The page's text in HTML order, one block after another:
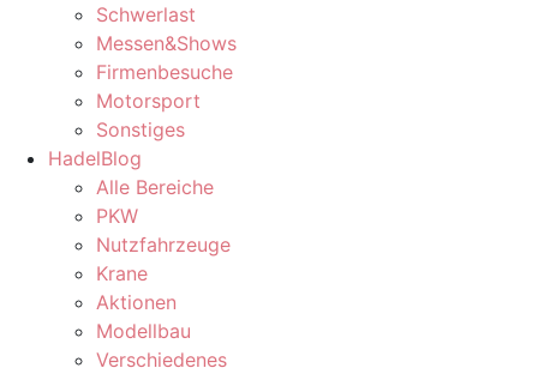
Schwerlast
Messen&Shows
Firmenbesuche
Motorsport
Sonstiges
HadelBlog
Alle Bereiche
PKW
Nutzfahrzeuge
Krane
Aktionen
Modellbau
Verschiedenes